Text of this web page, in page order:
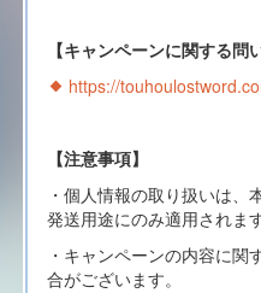
【キャンペーンに関する問
https://
【注意事項】
・個人情報の取り扱いは、
発送用途にのみ適用されます
・キャンペーンの内容に
合がございます。